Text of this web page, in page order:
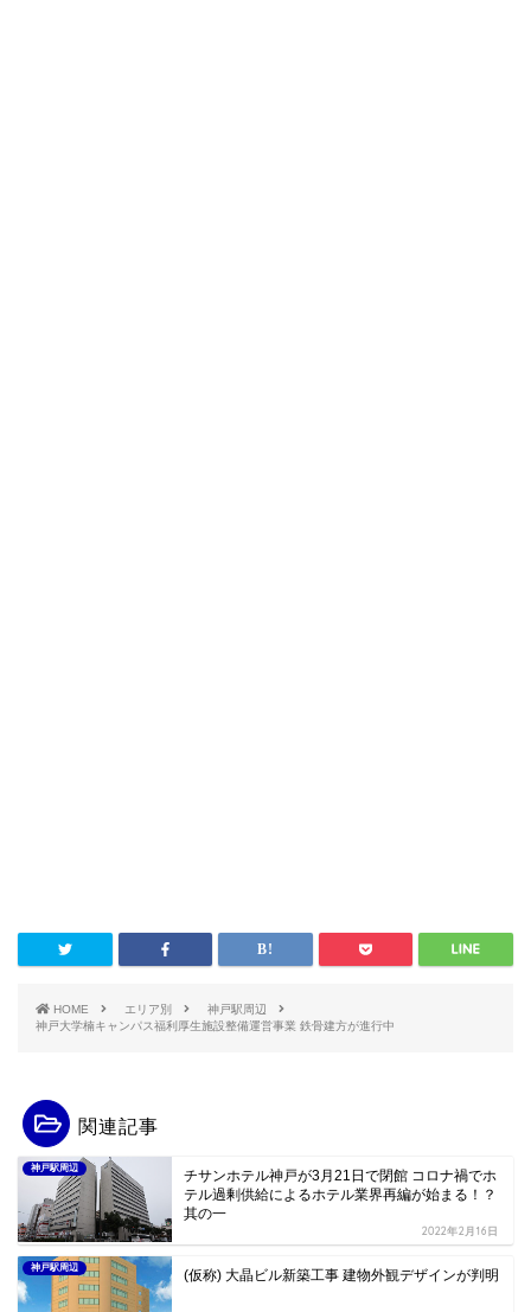
HOME エリア別
神戸駅周辺
神戸大学楠キャンパス福利厚生施設整備運営事業 鉄骨建方が進行中
関連記事
神戸駅周辺
チサンホテル神戸が3月21日で閉館 コロナ禍でホ
テル過剰供給によるホテル業界再編が始まる！？
其の一
2022年2月16日
神戸駅周辺 (仮称) 大晶ビル新築工事 建物外観デザインが判明